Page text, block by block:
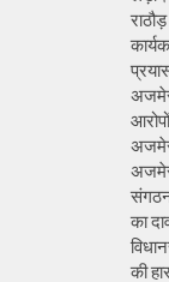
का
की